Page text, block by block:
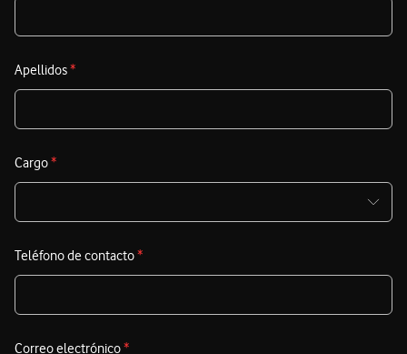
Apellidos*
Cargo*
Teléfono de contacto*
Correo electrónico*